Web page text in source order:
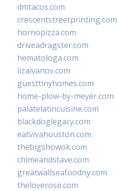
dmtacos.com
crescentstreetprinting.com
hornopizza.com
driveadragster.com
hematologa.com
lizaivanov.com
guesttinyhomes.com
home-plow-by-meyer.com
palatelatincuisine.com
blackdoglegacy.com
eatvivahouston.com
thebigshowok.com
chimeandstave.com
greatwallseafoodny.com
theloverose.com